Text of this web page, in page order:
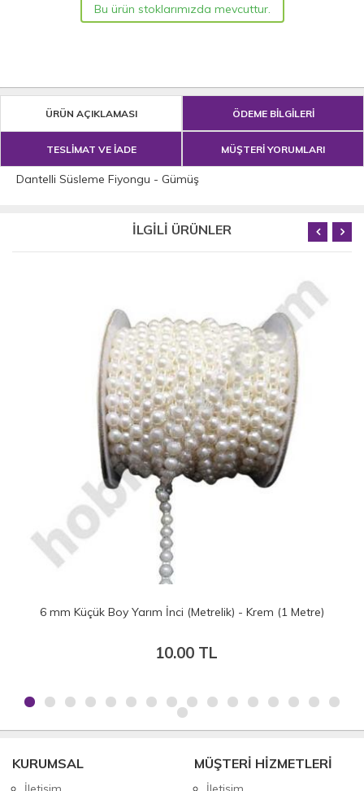
Bu ürün stoklarımızda mevcuttur.
ÜRÜN AÇIKLAMASI ÖDEME BİLGİLERİ
TESLİMAT VE İADE MÜŞTERİ YORUMLARI
Dantelli Süsleme Fiyongu - Gümüş
İLGİLİ ÜRÜNLER
6 mm Küçük Boy Yarım İnci (Metrelik) - Krem (1 Metre)
10.00 TL
KURUMSAL MÜŞTERİ HİZMETLERİ